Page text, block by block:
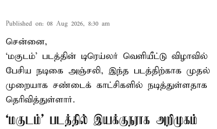
Published on: 08 Aug 2026, 8:30 am
சென்னை,
‘மகுடம்’ படத்தின் டிரெய்லர் வெளியீட்டு விழாவில்
பேசிய நடிகை அஞ்சலி, இந்த படத்திற்காக முதல்
முறையாக சண்டைக் காட்சிகளில் நடித்துள்ளதாக
தெரிவித்துள்ளார்.
‘மகுடம்’ படத்தில் இயக்குநராக அறிமுகம்